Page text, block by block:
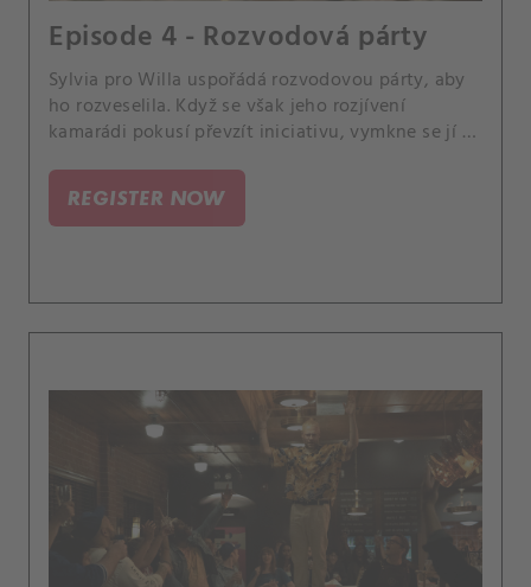
Episode 4 - Rozvodová párty
Sylvia pro Willa uspořádá rozvodovou párty, aby
ho rozveselila. Když se však jeho rozjívení
kamarádi pokusí převzít iniciativu, vymkne se jí to
REGISTER NOW